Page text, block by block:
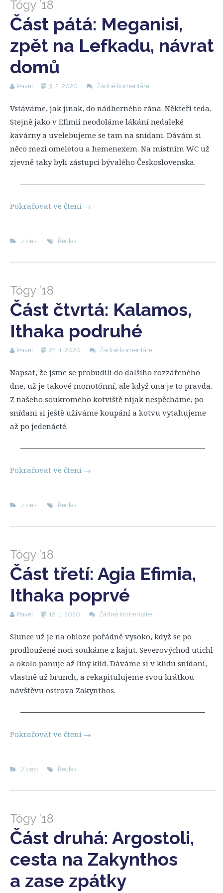
Tógy ’18
Část pátá: Meganisi,
zpět na Lefkadu, návrat
domů
Pavel 3. 2. 2020 Žádné komentáře
Vstáváme, jak jinak, do nádherného rána. Někteří teda.
Stejně jako v Efimii neodoláme lákání nedaleké
kavárny a uvelebujeme se tam na snídani. Dávám si
něco mezi omeletou a hemenexem. Na místním WC už
zjevně taky byli zástupci bývalého Československa.
Pokračovat ve čtení →
Z cest Řecko
Tógy ’18
Část čtvrtá: Kalamos,
Ithaka podruhé
Pavel 22. 1. 2020 Žádné komentáře
Napsat, že jsme se probudili do dalšího rozzářeného
dne, už je takové monotónní, ale když ona je to pravda.
Z našeho soukromého kotviště nijak nespěcháme, po
snídani si ještě užíváme koupání a kotvu vytahujeme
až po jedenácté.
Pokračovat ve čtení →
Z cest Řecko
Tógy ’18
Část třetí: Agia Efimia,
Ithaka poprvé
Pavel 12. 1. 2020 Žádné komentáře
Slunce už je na obloze pořádně vysoko, když se po
prodloužené noci soukáme z kajut. Severovýchod utichl
a okolo panuje až líný klid. Dáváme si v klidu snídani,
vlastně už brunch, a rekapitulujeme svou krátkou
návštěvu ostrova Zakynthos.
Pokračovat ve čtení →
Z cest Řecko
Tógy ’18
Část druhá: Argostoli,
cesta na Zakynthos
a zase zpátky